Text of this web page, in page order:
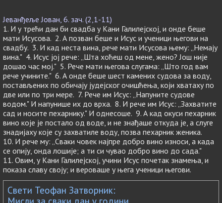
Јеванђеље Јован, 6. зач. (2,1-11)
1. И у трећи дан би свадба у Кани Галилејској, и онде беше
мати Исусова. 2. А позван беше и Исус и ученици његови на
свадбу. 3. И кад неста вина, рече мати Исусова њему: „Немају
вина." 4. Исус јој рече: „Шта хоћеш од мене, жено? Још није
дошао час мој." 5. Рече мати његова слугама: „Што год вам
рече учините." 6. А онде беше шест камених судова за воду,
постављених по обичају јудејског очишћења, који хватаху по
две или по три мере. 7. Рече им Исус: „Напуните судове
водом." И напунише их до врха. 8. И рече им Исус: „Захватите
сад и носите пехарнику." И однесоше. 9. А кад окуси пехарник
вино које је постало од воде, и не знађаше откуда је, а слуге
знадијаху које су захватиле воду, позва пехарник женика.
10. И рече му: „Сваки човек најпре добро вино износи, а када
се опију, онда лошије; а ти си чувао добро вино до сада."
11. Овим, у Кани Галилејској, учини Исус почетак знамења, и
показа славу своју; и вероваше у њега ученици његови.
Свети Теофан Затворник: